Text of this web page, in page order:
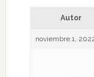
Autor
noviembre 1,